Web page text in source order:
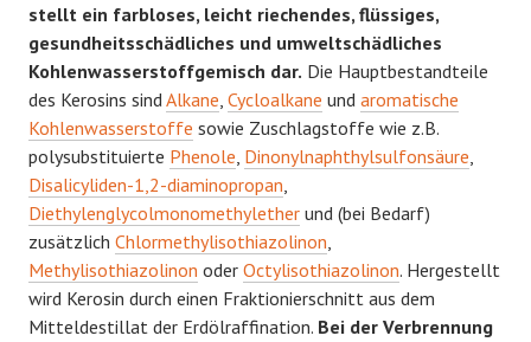
stellt ein farbloses, leicht riechendes, flüssiges,
gesundheitsschädliches und umweltschädliches
Kohlenwasserstoffgemisch dar. Die Hauptbestandteile
des Kerosins sind Alkane Cycloalkane und aromatische
Kohlenwasserstoffe sowie Zuschlagstoffe wie z.B.
polysubstituierte Phenole Dinonylnaphthylsulfonsäure
Disalicyliden-1,2-diaminopropan
Diethylenglycolmonomethylether und (bei Bedarf)
zusätzlich Chlormethylisothiazolinon
Methylisothiazolinon oder Octylisothiazolinon. Hergestellt
wird Kerosin durch einen Fraktionierschnitt aus dem
Mitteldestillat der Erdölraffination. Bei der Verbrennung